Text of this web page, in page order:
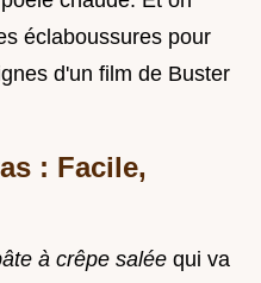
éclaboussures pour
d'un film de Buster
: Facile,
à crêpe salée qui va